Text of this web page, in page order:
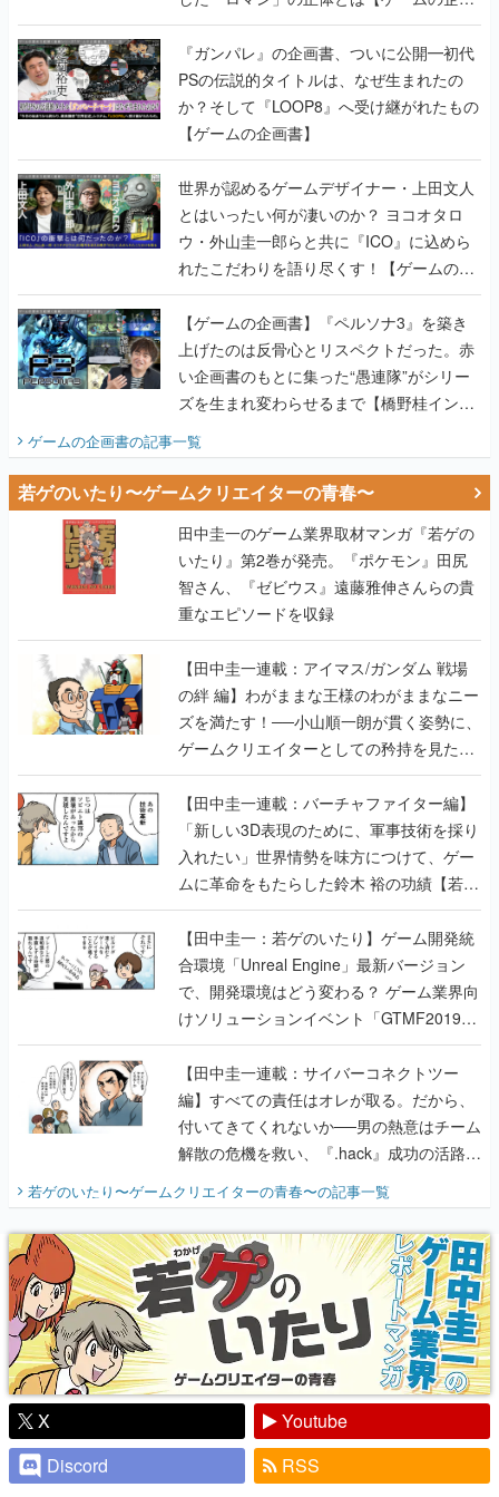
か？そして『LOOP8』へ受け継がれたもの
【ゲームの企画書】
世界が認めるゲームデザイナー・上田文人
とはいったい何が凄いのか？ ヨコオタロ
ウ・外山圭一郎らと共に『ICO』に込めら
れたこだわりを語り尽くす！【ゲームの企
画書】
【ゲームの企画書】『ペルソナ3』を築き
上げたのは反骨心とリスペクトだった。赤
い企画書のもとに集った“愚連隊”がシリー
ズを生まれ変わらせるまで【橋野桂インタ
ビュー】
ゲームの企画書の記事一覧
若ゲのいたり〜ゲームクリエイターの青春〜
田中圭一のゲーム業界取材マンガ『若ゲの
いたり』第2巻が発売。『ポケモン』田尻
智さん、『ゼビウス』遠藤雅伸さんらの貴
重なエピソードを収録
【田中圭一連載：アイマス/ガンダム 戦場
の絆 編】わがままな王様のわがままなニー
ズを満たす！──小山順一朗が貫く姿勢に、
ゲームクリエイターとしての矜持を見た
【若ゲのいたり最終回】
【田中圭一連載：バーチャファイター編】
「新しい3D表現のために、軍事技術を採り
入れたい」世界情勢を味方につけて、ゲー
ムに革命をもたらした鈴木 裕の功績【若ゲ
のいたり】
【田中圭一：若ゲのいたり】ゲーム開発統
合環境「Unreal Engine」最新バージョン
で、開発環境はどう変わる？ ゲーム業界向
けソリューションイベント「GTMF2019」
に行って、より理解を深めよう【PR】
【田中圭一連載：サイバーコネクトツー
編】すべての責任はオレが取る。だから、
付いてきてくれないか──男の熱意はチーム
解散の危機を救い、『.hack』成功の活路を
開く。業界の快男児・松山 洋に流れる血は
『少年ジャンプ』色だった【若ゲのいた
り】
若ゲのいたり〜ゲームクリエイターの青春〜の記事一覧
X
Youtube
Discord
RSS
ピックアップ